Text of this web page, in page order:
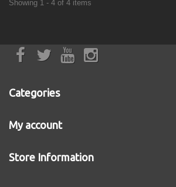
Showing 1 - 4 of 4 items
Categories
My account
Store Information